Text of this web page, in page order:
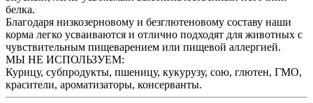
белка.
Благодаря низкозерновому и безглютеновому составу наши
корма легко усваиваются и отлично подходят для животных с
чувствительным пищеварением или пищевой аллергией.
МЫ НЕ ИСПОЛЬЗУЕМ:
Курицу, субпродукты, пшеницу, кукурузу, сою, глютен, ГМО,
красители, ароматизаторы, консерванты.